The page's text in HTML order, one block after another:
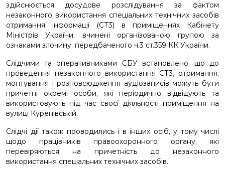
здійснюється досудове розслідування за фактом
незаконного використання спеціальних технічних засобів
отримання інформації (СТ3) в приміщеннях Кабінету
Міністрів України, вчинені організованою групою за
ознаками злочину, передбаченого ч.3 ст.359 КК України.
Слідчими та оперативниками СБУ встановлено, що до
проведення незаконного використання СТ3, отримання,
монтування і розповсюдження аудіозаписів можуть бути
причетні окремі особи, які періодично відвідують та
використовують під час своєї діяльності приміщення на
вулиці Куренівській.
Слідчі дії також проводились і в інших осіб, у тому числі
щодо працівників правоохоронного органу, які
перевіряються на причетність до незаконного
використання спеціальних технічних засобів.